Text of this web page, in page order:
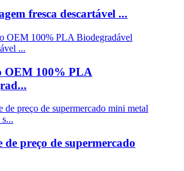
fresca descartável ...
OEM 100% PLA
de preço de supermercado